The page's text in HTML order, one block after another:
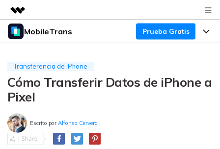
Productos destacados
Utilidades
Resumen
Soluciones
Quiénes somos
Tienda
MobileTrans Prueba Gratis
Para Escritorio
Pasa datos de WhatsApp de
Android a iPhone o viceversa. Hace
y restaura copias de seguridad de
Precios
Precios para Mac
Guía de Usuario
Blog
Transferencia de iPhone
Cómo Transferir Datos de iPhone a
Pixel
Escrito porAlfonso Cervera |